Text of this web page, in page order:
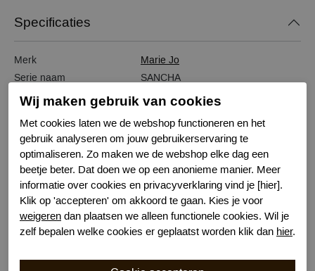
Specificaties
Merk
Marie Jo
Serie naam
SANCHA
Leveranciercode
Bestelcode
Kleur
Zwart
Sluiting
Haaksluiting
Wasvoorschrift
handwas
Nachtmode
Verstelbare bandjes
Kenmerk
Voorgevormd met beugel
Kenmerk
Bewuste Keuze!
Wij maken gebruik van cookies
Met cookies laten we de webshop functioneren en het
gebruik analyseren om jouw gebruikerservaring te
optimaliseren. Zo maken we de webshop elke dag een
beetje beter. Dat doen we op een anonieme manier. Meer
informatie over cookies en privacyverklaring vind je [hier].
Klik op 'accepteren' om akkoord te gaan. Kies je voor
weigeren dan plaatsen we alleen functionele cookies. Wil je
zelf bepalen welke cookies er geplaatst worden klik dan hier.